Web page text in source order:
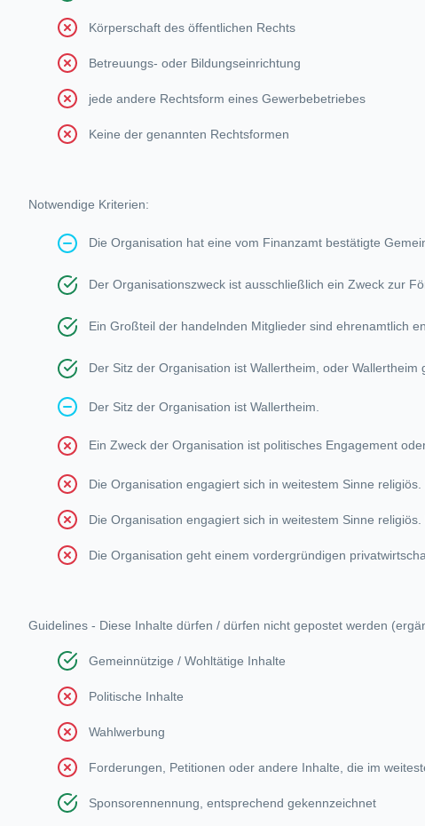
Körperschaft des öffentlichen Rechts
Betreuungs- oder Bildungseinrichtung
jede andere Rechtsform eines Gewerbebetriebes
Keine der genannten Rechtsformen
Notwendige Kriterien:
Die Organisation hat eine vom Finanzamt bestätigte
Der Organisationszweck ist ausschließlich ein Zweck zur
Ein Großteil der handelnden Mitglieder sind ehrenamtlich
Der Sitz der Organisation ist Wallertheim, oder
Der Sitz der Organisation ist Wallertheim.
Ein Zweck der Organisation ist politisches Engagement
Die Organisation engagiert sich in weitestem Sinne
Die Organisation engagiert sich in weitestem Sinne
Die Organisation geht einem vordergründigen
Guidelines - Diese Inhalte dürfen / dürfen nicht gepostet werden
Gemeinnützige / Wohltätige Inhalte
Politische Inhalte
Wahlwerbung
Forderungen, Petitionen oder andere Inhalte, die im
Sponsorennennung, entsprechend gekennzeichnet